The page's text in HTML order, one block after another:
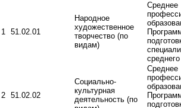
1 51.02.01
Народное
художественное
творчество (по
видам)
Среднее
2 51.02.02
Социально-
культурная
деятельность (по
Среднее